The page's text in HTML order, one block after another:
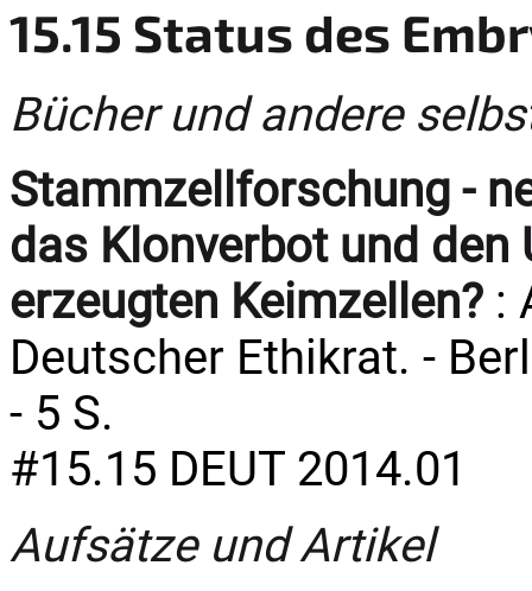
15.15 Status des
Bücher und andere
Stammzellforschung -
das Klonverbot und
erzeugten Keimzellen? :
Deutscher Ethikrat. -
- 5 S.
#15.15 DEUT 2014.01
Aufsätze und Artikel